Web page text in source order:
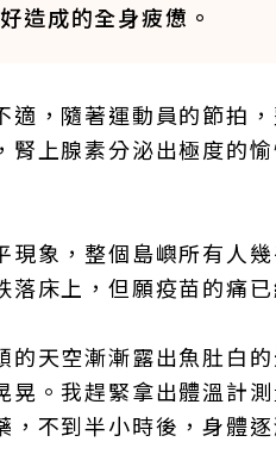
造成的全身疲憊。
，隨著運動員的節拍
腎上腺素分泌出極度的
象，整個島嶼所有人
床上，但願疫苗的痛
天空漸漸露出魚肚白
。我趕緊拿出體溫計
不到半小時後，身體